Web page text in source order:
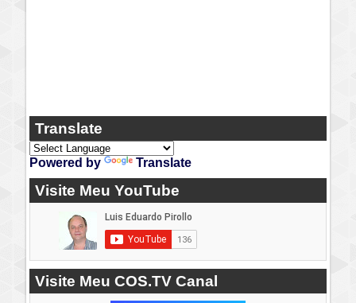
Translate
Powered by Translate
Visite Meu YouTube
Visite Meu COS.TV Canal